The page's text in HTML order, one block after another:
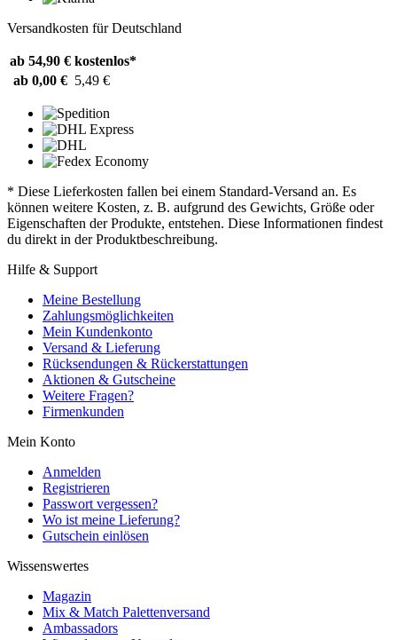
Versandkosten für Deutschland
ab 54,90 € kostenlos*
ab 0,00 € 5,49 €
* Diese Lieferkosten fallen bei einem Standard-Versand an. Es
können weitere Kosten, z. B. aufgrund des Gewichts, Größe oder
Eigenschaften der Produkte, entstehen. Diese Informationen findest
du direkt in der Produktbeschreibung.
Hilfe & Support
Meine Bestellung
Zahlungsmöglichkeiten
Mein Kundenkonto
Versand & Lieferung
Rücksendungen & Rückerstattungen
Aktionen & Gutscheine
Weitere Fragen?
Firmenkunden
Mein Konto
Anmelden
Registrieren
Passwort vergessen?
Wo ist meine Lieferung?
Gutschein einlösen
Wissenswertes
Magazin
Mix & Match Palettenversand
Ambassadors